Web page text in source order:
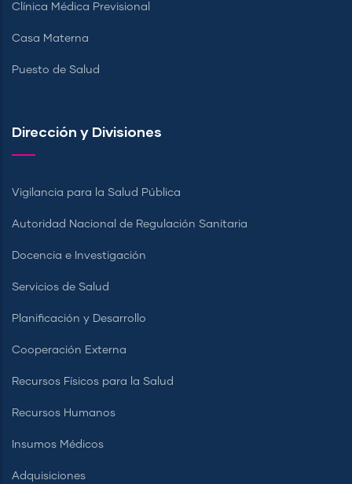
Clínica Médica Previsional
Casa Materna
Puesto de Salud
Dirección y Divisiones
Vigilancia para la Salud Pública
Autoridad Nacional de Regulación Sanitaria
Docencia e Investigación
Servicios de Salud
Planificación y Desarrollo
Cooperación Externa
Recursos Físicos para la Salud
Recursos Humanos
Insumos Médicos
Adquisiciones